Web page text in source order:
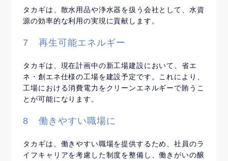
タカギは、散水用品や浄水器を扱う会社として、水資
源の効率的な利用の実現に貢献します。
7 再生可能エネルギー
タカギは、現在計画中の新工場建設において、省エ
ネ・創エネ仕様の工場を建設予定です。これにより、
工場における消費電力をクリーンエネルギーで賄うこ
とが可能になります。
8 働きやすい職場に
タカギは、働きやすい職場を提供するため、社員のラ
イフキャリアを考慮した制度を整備し、働きがいの醸